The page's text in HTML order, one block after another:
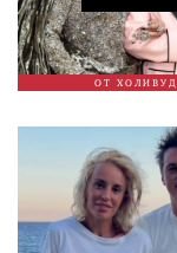
ОТ ХОЛИВУД